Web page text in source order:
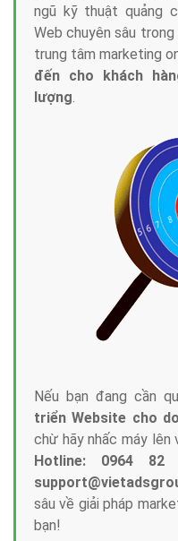
ngũ kỹ thuật quảng
Web chuyên sâu
trung tâm marketing
đến cho khách
lượng.
Nếu bạn đang cần
triển Website cho
chừ hãy nhấc máy
Hotline: 0964 82
sâu về giải pháp
bạn!